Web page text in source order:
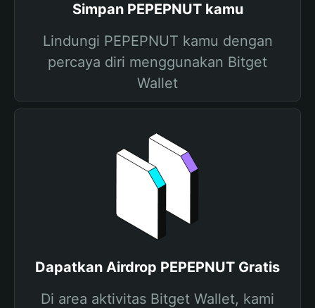
Simpan PEPEPNUT kamu
Lindungi PEPEPNUT kamu dengan
percaya diri menggunakan Bitget
Wallet
Dapatkan Airdrop PEPEPNUT Gratis
Di area aktivitas Bitget Wallet, kami